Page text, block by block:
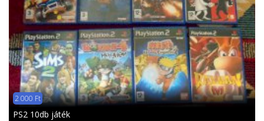
2 000 Ft
PS2 10db játék